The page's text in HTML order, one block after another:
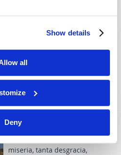
Show details
all
Deny
¿Es un asunto simplemente
Ester y el futuro del Medio
Mario Hernandez
¿Por qué tanto dolor, tanta
miseria, tanta desgracia,